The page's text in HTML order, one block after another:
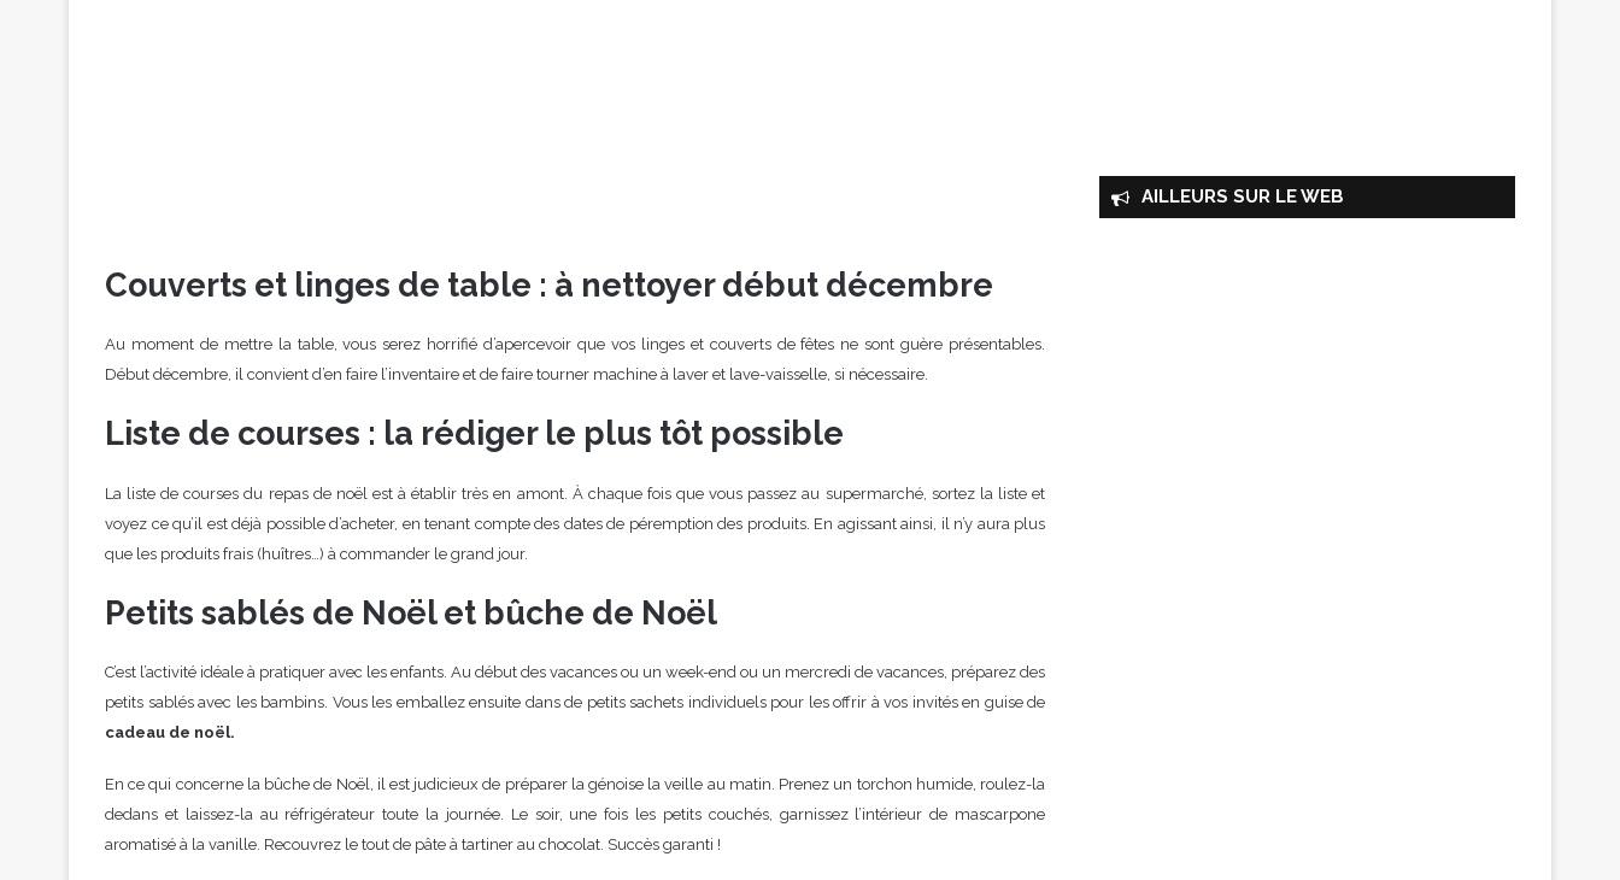
Couverts et linges de table : à nettoyer début décembre
Au moment de mettre la table, vous serez horrifié d’apercevoir que vos linges et couverts de fêtes ne sont guère présentables.
Début décembre, il convient d’en faire l’inventaire et de faire tourner machine à laver et lave-vaisselle, si nécessaire.
Liste de courses : la rédiger le plus tôt possible
La liste de courses du repas de noël est à établir très en amont. À chaque fois que vous passez au supermarché, sortez la liste et
voyez ce qu’il est déjà possible d’acheter, en tenant compte des dates de péremption des produits. En agissant ainsi, il n’y aura plus
que les produits frais (huîtres…) à commander le grand jour.
Petits sablés de Noël et bûche de Noël
C’est l’activité idéale à pratiquer avec les enfants. Au début des vacances ou un week-end ou un mercredi de vacances, préparez des
petits sablés avec les bambins. Vous les emballez ensuite dans de petits sachets individuels pour les offrir à vos invités en guise de
cadeau de noël.
En ce qui concerne la bûche de Noël, il est judicieux de préparer la génoise la veille au matin. Prenez un torchon humide, roulez-la
dedans et laissez-la au réfrigérateur toute la journée. Le soir, une fois les petits couchés, garnissez l’intérieur de mascarpone
aromatisé à la vanille. Recouvrez le tout de pâte à tartiner au chocolat. Succès garanti !
AILLEURS SUR LE WEB